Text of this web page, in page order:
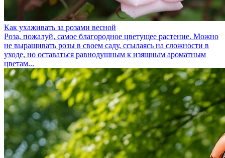
Как ухаживать за розами весной
Роза, пожалуй, самое благородное цветущее растение. Можно
не выращивать розы в своем саду, ссылаясь на сложности в
уходе, но оставаться равнодушным к изящным ароматным
цветам...